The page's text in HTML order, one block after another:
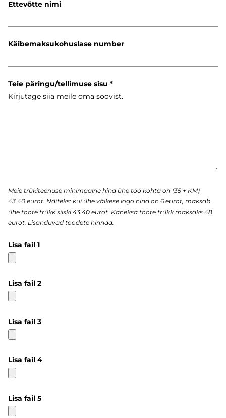
Ettevõtte nimi
Käibemaksukohuslase number
Teie päringu/tellimuse sisu
Meie trükiteenuse minimaalne hind ühe töö kohta on (35 + KM)
43.40 eurot. Näiteks: kui ühe väikese logo hind on 6 eurot, maksab
ühe toote trükk siiski 43.40 eurot. Kaheksa toote trükk maksaks 48
eurot. Lisanduvad toodete hinnad.
Lisa fail 1
Lisa fail 2
Lisa fail 3
Lisa fail 4
Lisa fail 5